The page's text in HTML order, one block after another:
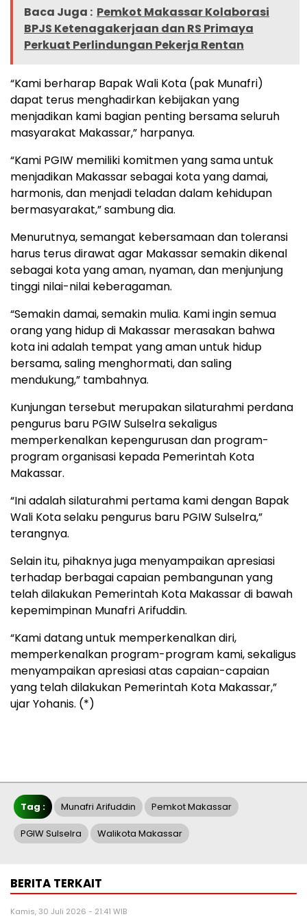
Baca Juga : Pemkot Makassar Kolaborasi
BPJS Ketenagakerjaan dan RS Primaya
Perkuat Perlindungan Pekerja Rentan
“Kami berharap Bapak Wali Kota (pak Munafri)
dapat terus menghadirkan kebijakan yang
menjadikan kami bagian penting bersama seluruh
masyarakat Makassar,” harpanya.
“Kami PGIW memiliki komitmen yang sama untuk
menjadikan Makassar sebagai kota yang damai,
harmonis, dan menjadi teladan dalam kehidupan
bermasyarakat,” sambung dia.
Menurutnya, semangat kebersamaan dan toleransi
harus terus dirawat agar Makassar semakin dikenal
sebagai kota yang aman, nyaman, dan menjunjung
tinggi nilai-nilai keberagaman.
“Semakin damai, semakin mulia. Kami ingin semua
orang yang hidup di Makassar merasakan bahwa
kota ini adalah tempat yang aman untuk hidup
bersama, saling menghormati, dan saling
mendukung,” tambahnya.
Kunjungan tersebut merupakan silaturahmi perdana
pengurus baru PGIW Sulselra sekaligus
memperkenalkan kepengurusan dan program-
program organisasi kepada Pemerintah Kota
Makassar.
“Ini adalah silaturahmi pertama kami dengan Bapak
Wali Kota selaku pengurus baru PGIW Sulselra,”
terangnya.
Selain itu, pihaknya juga menyampaikan apresiasi
terhadap berbagai capaian pembangunan yang
telah dilakukan Pemerintah Kota Makassar di bawah
kepemimpinan Munafri Arifuddin.
“Kami datang untuk memperkenalkan diri,
memperkenalkan program-program kami, sekaligus
menyampaikan apresiasi atas capaian-capaian
yang telah dilakukan Pemerintah Kota Makassar,”
ujar Yohanis. (*)
Tag : Munafri Arifuddin Pemkot Makassar
PGIW Sulselra Walikota Makassar
BERITA TERKAIT
Kamis, 30 Juli 2026 - 21:41 WIB